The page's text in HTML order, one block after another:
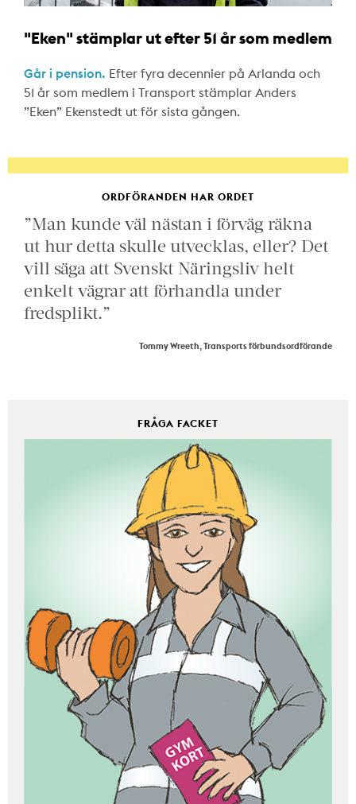
"Eken" stämplar ut efter 51 år som medlem
Går i pension. Efter fyra decennier på Arlanda och
51 år som medlem i Transport stämplar Anders
”Eken” Ekenstedt ut för sista gången.
ORDFÖRANDEN HAR ORDET
”Man kunde väl nästan i förväg räkna
ut hur detta skulle utvecklas, eller? Det
vill säga att Svenskt Näringsliv helt
enkelt vägrar att förhandla under
fredsplikt.”
Tommy Wreeth, Transports förbundsordförande
FRÅGA FACKET